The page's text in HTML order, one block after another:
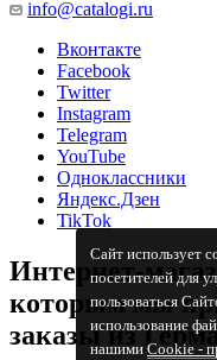
Сайт использует
посетителей для
пользоваться
использование
нашимиCookiе -
info@catalogi.ru
Вконтакте
Facebook
Twitter
Instagram
Telegram
YouTube
Одноклассники
Яндекс.Дзен
TikTok
Интернет-
которым мы
заказы из